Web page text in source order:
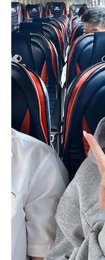
Video
Sản phẩm khác
Tiện ích
Thông tin tòa
Đọc Thanh Niên